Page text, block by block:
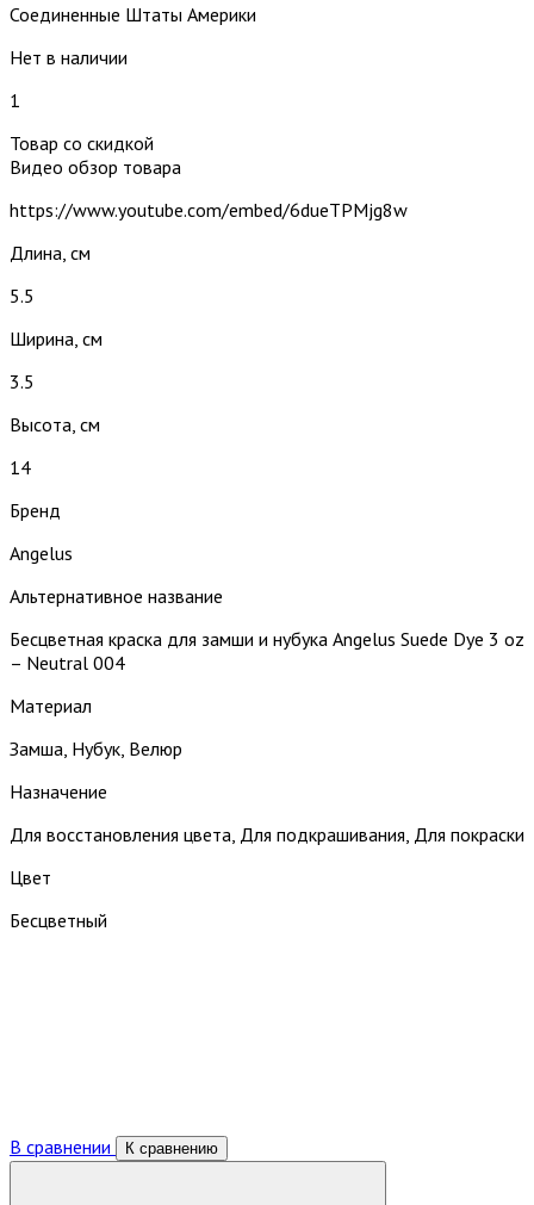
Соединенные Штаты Америки
Нет в наличии
1
Товар со скидкой
Видео обзор товара
https://www.youtube.com/embed/6dueTPMjg8w
Длина, см
5.5
Ширина, см
3.5
Высота, см
14
Бренд
Angelus
Альтернативное название
Бесцветная краска для замши и нубука Angelus Suede Dye 3 oz
– Neutral 004
Материал
Замша, Нубук, Велюр
Назначение
Для восстановления цвета, Для подкрашивания, Для покраски
Цвет
Бесцветный
В сравнении К сравнению